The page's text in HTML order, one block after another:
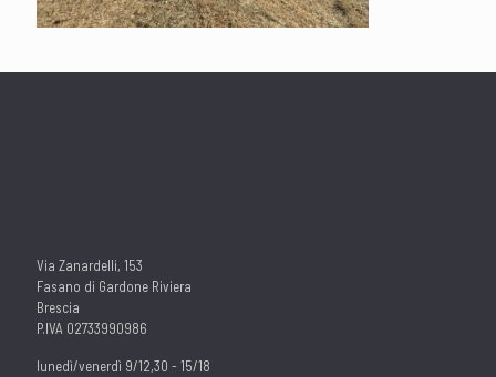
Via Zanardelli, 153
Fasano di Gardone Riviera
Brescia
P.IVA 02733990986
lunedì/venerdì 9/12,30 - 15/18